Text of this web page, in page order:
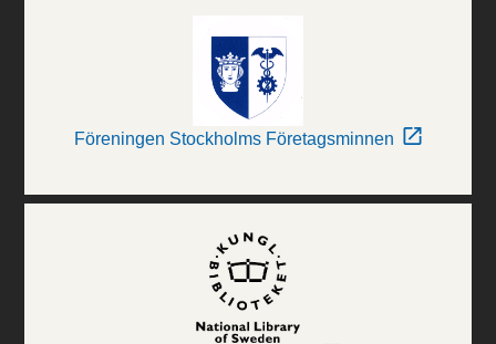
Föreningen Stockholms Företagsminnen